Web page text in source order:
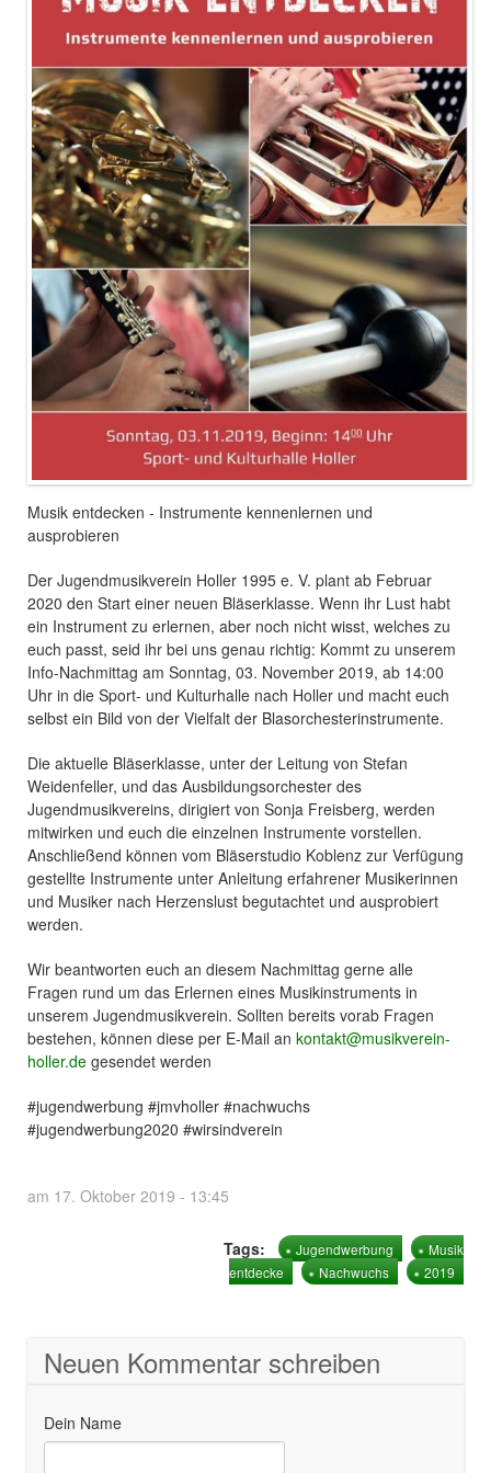
Musik entdecken - Instrumente kennenlernen und
ausprobieren
Der Jugendmusikverein Holler 1995 e. V. plant ab Februar
2020 den Start einer neuen Bläserklasse. Wenn ihr Lust habt
ein Instrument zu erlernen, aber noch nicht wisst, welches zu
euch passt, seid ihr bei uns genau richtig: Kommt zu unserem
Info-Nachmittag am Sonntag, 03. November 2019, ab 14:00
Uhr in die Sport- und Kulturhalle nach Holler und macht euch
selbst ein Bild von der Vielfalt der Blasorchesterinstrumente.
Die aktuelle Bläserklasse, unter der Leitung von Stefan
Weidenfeller, und das Ausbildungsorchester des
Jugendmusikvereins, dirigiert von Sonja Freisberg, werden
mitwirken und euch die einzelnen Instrumente vorstellen.
Anschließend können vom Bläserstudio Koblenz zur Verfügung
gestellte Instrumente unter Anleitung erfahrener Musikerinnen
und Musiker nach Herzenslust begutachtet und ausprobiert
werden.
Wir beantworten euch an diesem Nachmittag gerne alle
Fragen rund um das Erlernen eines Musikinstruments in
unserem Jugendmusikverein. Sollten bereits vorab Fragen
bestehen, können diese per E-Mail an kontakt@musikverein-
holler.de gesendet werden
#jugendwerbung #jmvholler #nachwuchs
#jugendwerbung2020 #wirsindverein
am 17. Oktober 2019 - 13:45
Tags: Jugendwerbung
Musik
entdecke
Nachwuchs 2019
Neuen Kommentar schreiben
Dein Name